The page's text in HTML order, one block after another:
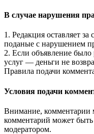
В случае нарушения
1. Редакция оставляет за
поданые с нарушением
2. Если объявление
услуг — деньги не
Правила подачи
Условия подачи
Внимание, комментарии
комментарий может быть
модератором.